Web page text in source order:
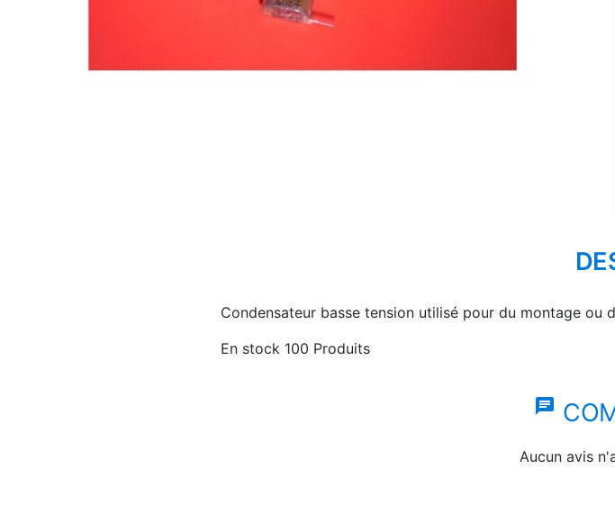
Condensateur basse tension utilisé pour du montage ou
En stock 100 Produits
chat
Aucun avis